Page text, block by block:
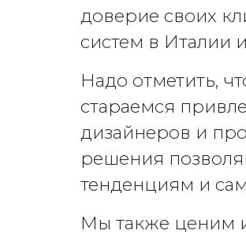
доверие своих
систем в Италии
Надо отметить,
стараемся
дизайнеров и
решения
тенденциям и
Мы также ценим